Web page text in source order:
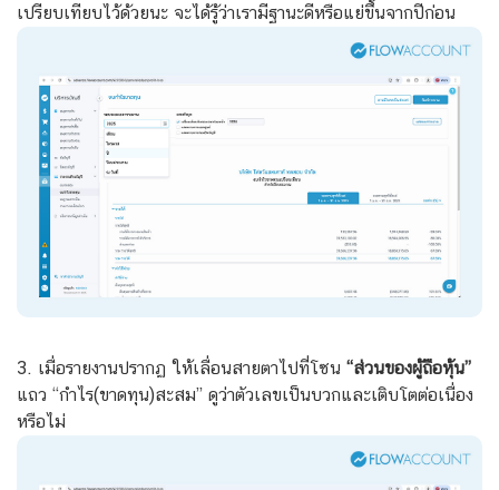
เปรียบเทียบไว้ด้วยนะ จะได้รู้ว่าเรามีฐานะดีหรือแย่ขึ้นจากปีก่อน
3. เมื่อรายงานปรากฏ ให้เลื่อนสายตาไปที่โซน “ส่วนของผู้ถือหุ้น”
แถว “กำไร(ขาดทุน)สะสม” ดูว่าตัวเลขเป็นบวกและเติบโตต่อเนื่อง
หรือไม่